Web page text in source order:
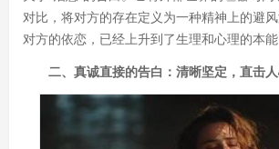
对比，将对方的存在定义为一种精神上的避
对方的依恋，已经上升到了生理和心理的本能
二、真诚直接的告白：清晰坚定，直击